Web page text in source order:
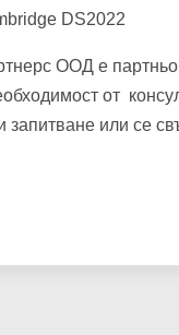
DS2022
ООД е
от
запитване или се